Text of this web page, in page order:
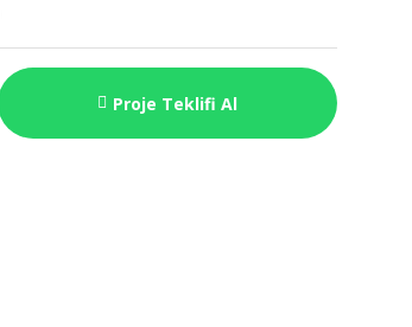
Proje Teklifi Al